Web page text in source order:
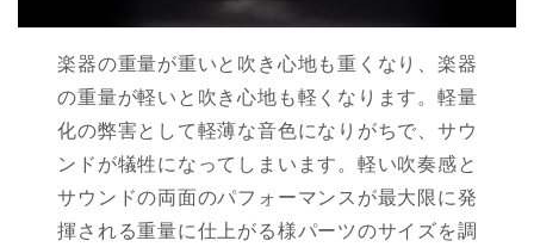
楽器の重量が重いと吹き心地も重くなり、楽器
の重量が軽いと吹き心地も軽くなります。軽量
化の弊害として軽薄な音色になりがちで、サウ
ンドが犠牲になってしまいます。軽い吹奏感と
サウンドの両面のパフォーマンスが最大限に発
揮される重量に仕上がる様パーツのサイズを調